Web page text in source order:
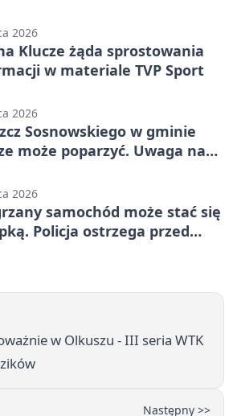
2026
Klucze żąda sprostowania
w materiale TVP Sport
2026
Sosnowskiego w gminie
może poparzyć. Uwaga na
2026
samochód może stać się
Policja ostrzega przed
w Olkuszu - III seria WTK
Następny >>